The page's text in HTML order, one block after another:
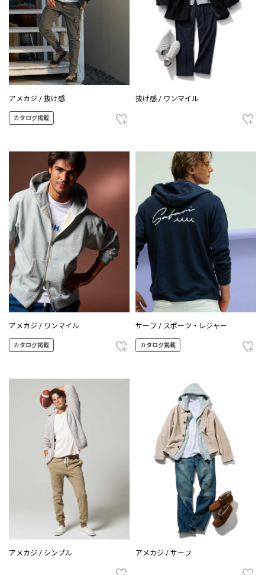
アメカジ / 抜け感
カタログ掲載
抜け感 / ワンマイル
アメカジ / ワンマイル
カタログ掲載
サーフ / スポーツ・レジャー
カタログ掲載
アメカジ / シンプル アメカジ / サーフ